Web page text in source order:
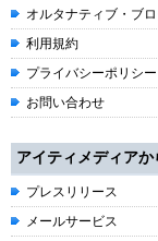
オルタナティブ・ブ
利用規約
プライバシーポリシー
お問い合わせ
アイティメディア
プレスリリース
メールサービス